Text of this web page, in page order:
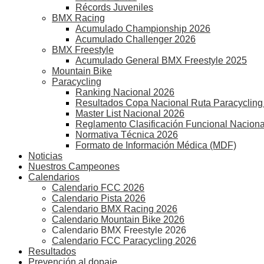
Récords Juveniles
BMX Racing
Acumulado Championship 2026
Acumulado Challenger 2026
BMX Freestyle
Acumulado General BMX Freestyle 2025
Mountain Bike
Paracycling
Ranking Nacional 2026
Resultados Copa Nacional Ruta
Master List Nacional 2026
Reglamento Clasificación Funcional Nacional
Normativa Técnica 2026
Formato de Información Médica (MDF)
Noticias
Nuestros Campeones
Calendarios
Calendario FCC 2026
Calendario Pista 2026
Calendario BMX Racing 2026
Calendario Mountain Bike 2026
Calendario BMX Freestyle 2026
Calendario FCC Paracycling 2026
Resultados
Prevención al dopaje